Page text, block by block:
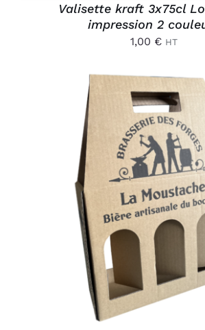
Valisette kraft 3x75cl
impression 2
1,00 € HT
AJOUTER AU PANIER
DÉTAILS